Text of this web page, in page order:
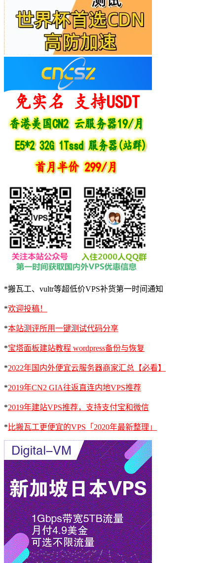
*搬瓦工、vultr等超低价VPS补货第一时间通知
*欢迎投稿！
*本站测评所用一键测试代码分享
*宝塔面板建站教程 wordpress备份与恢复
*2022年国内外便宜云服务器商家汇总【必看】
*2019年CN2 GIA往返直连内地VPS推荐
*2019年建站VPS推荐，支持支付宝和微信
* 比搬瓦工更便宜的VPS「2020年最新整理」